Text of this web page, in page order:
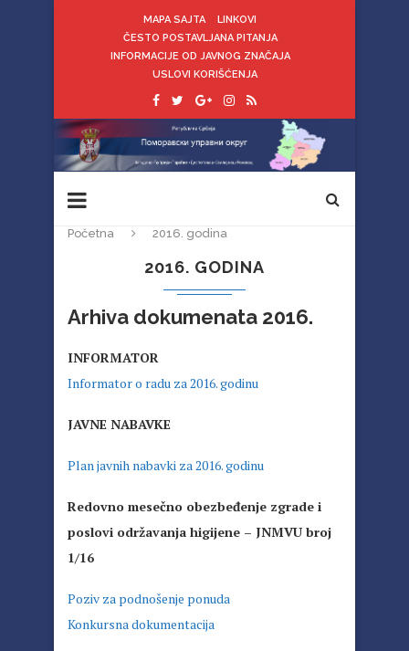
MAPA SAJTA
LINKOVI
ČESTO POSTAVLJANA PITANJA
INFORMACIJE OD JAVNOG ZNAČAJA
USLOVI KORIŠĆENJA
Početna 2016. godina
2016. GODINA
Arhiva dokumenata 2016.
INFORMATOR
Informator o radu za 2016. godinu
JAVNE NABAVKE
Plan javnih nabavki za 2016. godinu
Redovno mesečno obezbeđenje zgrade i
poslovi održavanja higijene – JNMVU broj
1/16
Poziv za podnošenje ponuda
Konkursna dokumentacija